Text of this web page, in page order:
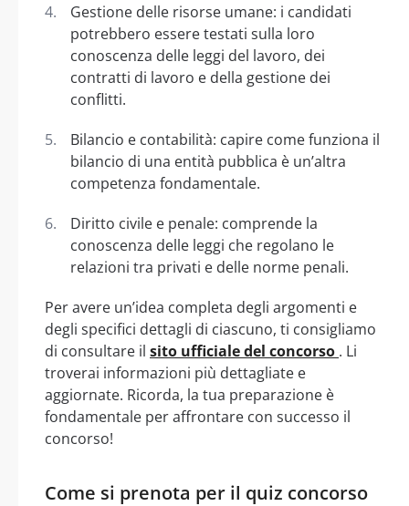
Gestione delle risorse umane: i candidati
potrebbero essere testati sulla loro
conoscenza delle leggi del lavoro, dei
contratti di lavoro e della gestione dei
conflitti.
Bilancio e contabilità: capire come funziona il
bilancio di una entità pubblica è un’altra
competenza fondamentale.
Diritto civile e penale: comprende la
conoscenza delle leggi che regolano le
relazioni tra privati e delle norme penali.
Per avere un’idea completa degli argomenti e
degli specifici dettagli di ciascuno, ti consigliamo
di consultare il sito ufficiale del concorso . Li
troverai informazioni più dettagliate e
aggiornate. Ricorda, la tua preparazione è
fondamentale per affrontare con successo il
concorso!
Come si prenota per il quiz concorso